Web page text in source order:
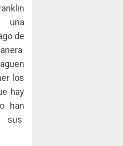
una
de
los
hay
han